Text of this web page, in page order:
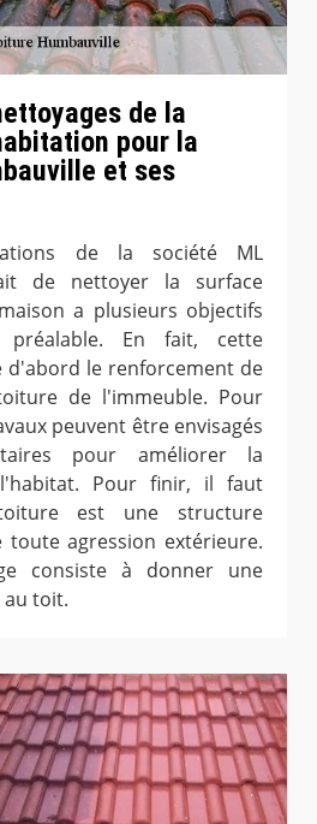
de la
pour la
et ses
de la société ML
de nettoyer la surface
a plusieurs objectifs
En fait, cette
d'abord le renforcement de
de l'immeuble. Pour
peuvent être envisagés
pour améliorer la
Pour finir, il faut
est une structure
agression extérieure.
consiste à donner une
au toit.